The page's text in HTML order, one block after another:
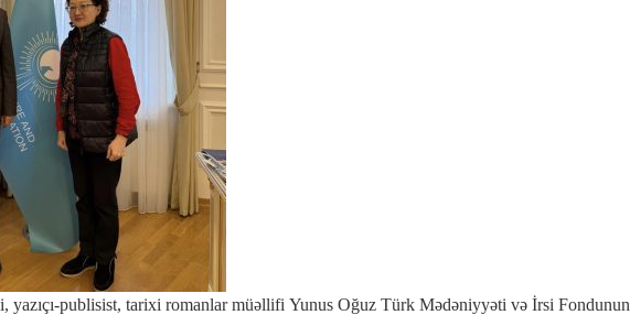
yazıçı-publisist, tarixi romanlar müəllifi Yunus Oğuz Türk Mədəniyyəti və İrsi Fondunun